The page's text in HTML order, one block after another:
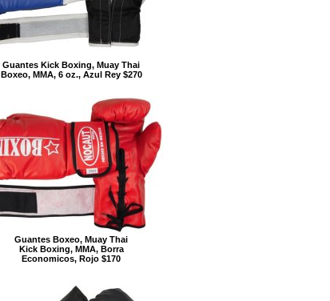
Guantes Kick Boxing, Muay Thai
Boxeo, MMA, 6 oz., Azul Rey $270
Guantes Boxeo, Muay Thai
Kick Boxing, MMA, Borra
Economicos, Rojo $170